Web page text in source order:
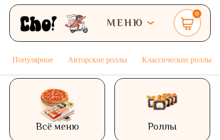
МЕНЮ
0
Популярное Авторские роллы Классические роллы